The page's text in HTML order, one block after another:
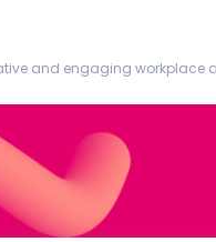
workplace atmosphere. Job